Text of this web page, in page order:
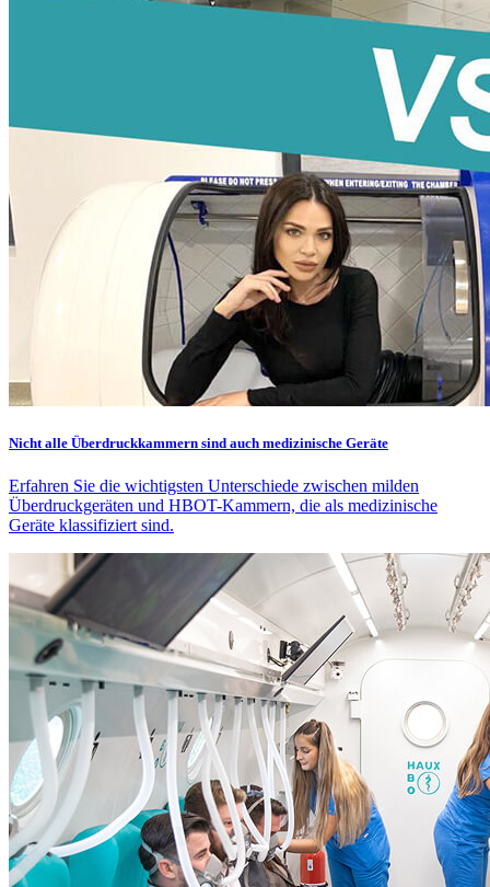
Nicht alle Überdruckkammern sind auch medizinische Geräte
Erfahren Sie die wichtigsten Unterschiede zwischen milden
Überdruckgeräten und HBOT-Kammern, die als medizinische
Geräte klassifiziert sind.